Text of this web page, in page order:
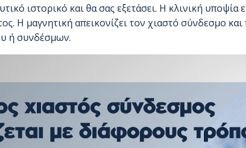
ιστορικό και θα σας εξετάσει. Η κλινική υποψία
Η μαγνητική απεικονίζει τον χιαστό σύνδεσμο
ή συνδέσμων.